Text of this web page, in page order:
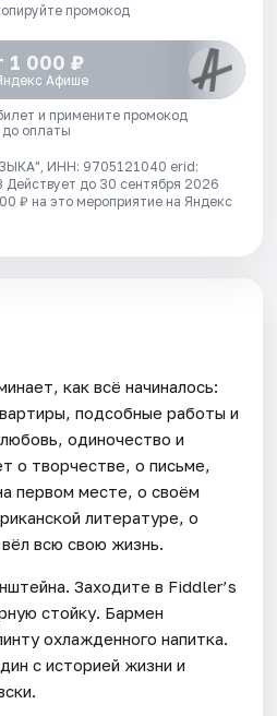
промокод
1 000 ₽
Афише
и примените промокод
до оплаты
ИНН: 9705121040 erid:
Действует до 30 сентября 2026
₽ на это мероприятие на Яндекс
как всё начиналось:
подсобные работы и
одиночество и
о творчестве, о письме,
первом месте, о своём
литературе, о
всю свою жизнь.
Заходите в Fiddler’s
стойку. Бармен
охлажденного напитка.
с историей жизни и